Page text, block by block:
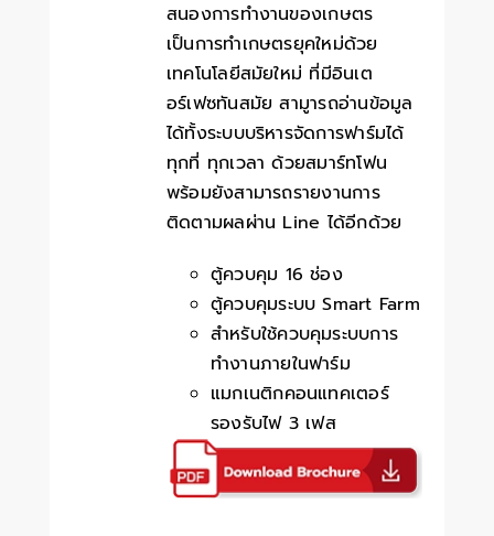
สนองการทำงานของเกษตร
เป็นการทำเกษตรยุคใหม่ด้วย
เทคโนโลยีสมัยใหม่ ที่มีอินเต
อร์เฟซทันสมัย สามูารถอ่านข้อมูล
ได้ทั้งระบบบริหารจัดการฟาร์มได้
ทุกที่ ทุกเวลา ด้วยสมาร์ทโฟน
พร้อมยังสามารถรายงานการ
ติดตามผลผ่าน Line ได้อีกด้วย
ตู้ควบคุม 16 ช่อง
ตู้ควบคุมระบบ Smart Farm
สำหรับใช้ควบคุมระบบการ
ทำงานภายในฟาร์ม
แมกเนติกคอนแทคเตอร์
รองรับไฟ 3 เฟส